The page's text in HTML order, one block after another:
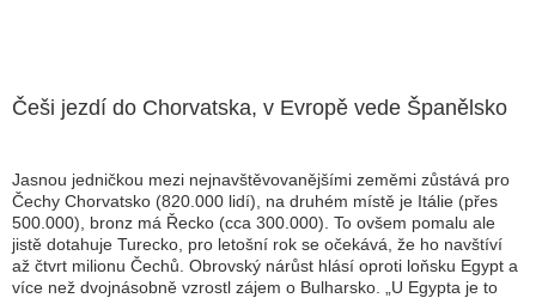
Češi jezdí do Chorvatska, v Evropě vede Španělsko
Jasnou jedničkou mezi nejnavštěvovanějšími zeměmi zůstává pro
Čechy Chorvatsko (820.000 lidí), na druhém místě je Itálie (přes
500.000), bronz má Řecko (cca 300.000). To ovšem pomalu ale
jistě dotahuje Turecko, pro letošní rok se očekává, že ho navštíví
až čtvrt milionu Čechů. Obrovský nárůst hlásí oproti loňsku Egypt a
více než dvojnásobně vzrostl zájem o Bulharsko. „ U Egypta je to